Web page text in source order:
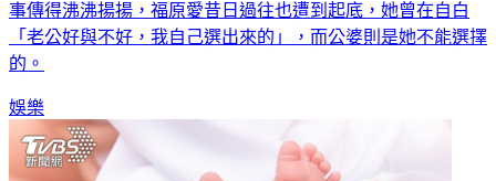
事傳得沸沸揚揚，福原愛昔日過往也遭到起底，她曾在自白
「老公好與不好，我自己選出來的」，而公婆則是她不能選擇
的。
娛樂